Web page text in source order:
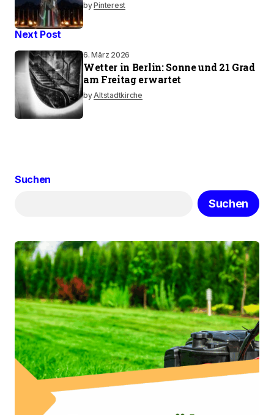
byPinterest
Next Post
6. März 2026
Wetter in Berlin: Sonne und 21 Grad
am Freitag erwartet
byAltstadtkirche
Suchen
Suchen